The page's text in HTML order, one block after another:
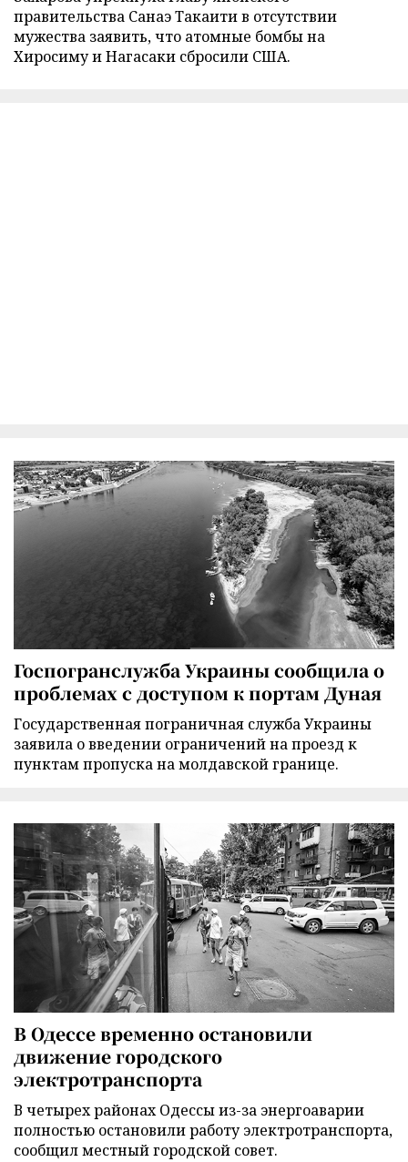
правительства Санаэ Такаити в отсутствии
мужества заявить, что атомные бомбы на
Хиросиму и Нагасаки сбросили США.
Госпогранслужба Украины сообщила о
проблемах с доступом к портам Дуная
Государственная пограничная служба Украины
заявила о введении ограничений на проезд к
пунктам пропуска на молдавской границе.
В Одессе временно остановили
движение городского
электротранспорта
В четырех районах Одессы из-за энергоаварии
полностью остановили работу электротранспорта,
сообщил местный городской совет.